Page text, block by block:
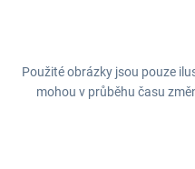
Použité obrázky jsou pouze
mohou v průběhu času